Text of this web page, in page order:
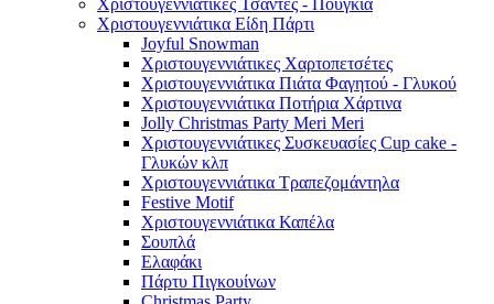
Χριστουγεννιάτικες Τσάντες - Πουγκιά
Χριστουγεννιάτικα Είδη Πάρτι
Joyful Snowman
Χριστουγεννιάτικες Χαρτοπετσέτες
Χριστουγεννιάτικα Πιάτα Φαγητού - Γλυκού
Χριστουγεννιάτικα Ποτήρια Χάρτινα
Jolly Christmas Party Meri Meri
Χριστουγεννιάτικες Συσκευασίες Cup cake -
Γλυκών κλπ
Χριστουγεννιάτικα Τραπεζομάντηλα
Festive Motif
Χριστουγεννιάτικα Καπέλα
Σουπλά
Ελαφάκι
Πάρτυ Πιγκουίνων